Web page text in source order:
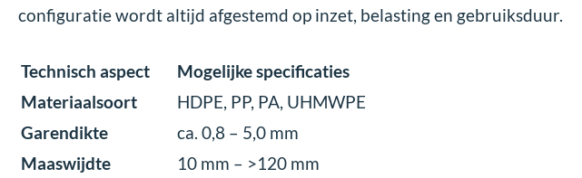
configuratie wordt altijd afgestemd op inzet, belasting en gebruiksduur.
Technisch aspect
Mogelijke specificaties
Materiaalsoort
HDPE, PP, PA, UHMWPE
Garendikte
ca. 0,8 – 5,0 mm
Maaswijdte
10 mm – >120 mm